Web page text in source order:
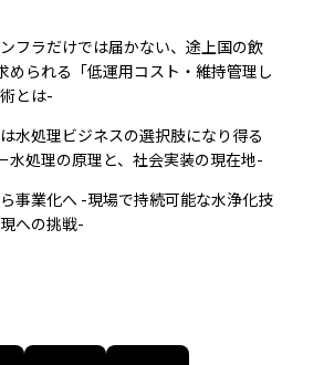
フラだけでは届かない、途上国の飲
められる「低運用コスト・維持管理し
とは-
水処理ビジネスの選択肢になり得る
水処理の原理と、社会実装の現在地-
事業化へ -現場で持続可能な水浄化技
への挑戦-